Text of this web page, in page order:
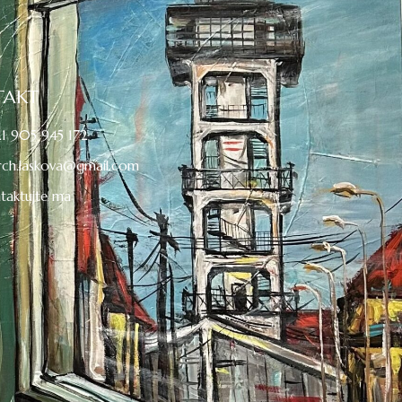
905 945 172
ma